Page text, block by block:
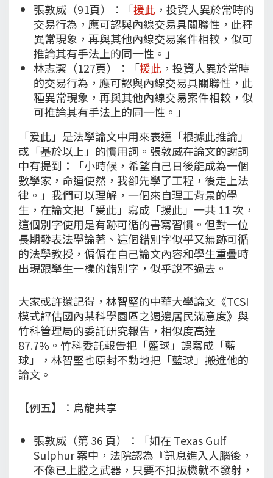
張敦威（91頁）：「援此 ，投資人異於常時的
交易行為，應可認與內線交易具關聯性，此種
異常現象，再與其他內線交易案件相較，似可
推論其有手法上的同一性。」
林志潔（127頁）：「援此 ，投資人異於常時
的交易行為，應可認與內線交易具關聯性，此
種異常現象，再與其他內線交易案件相較，似
可推論其有手法上的同一性。」
「爰此」是法學論文中用來表達「根據此推論」
或「基於以上」的慣用詞。張敦威在論文的謝詞
中有提到：「小時候，希望自己日後能成為一個
數學家，命運使然，我卻先學了工程，後走上法
律。」我們可以理解，一個來自理工背景的學
生，在論文把「爰此」寫成「援此」一共 11 次，
這個別字使用是有跡可循的書寫習慣。但對一位
長期發表法學論著、這個錯別字似乎又無跡可循
的法學教授，偏偏在自己論文內容和學生重疊時
出現跟學生一樣的錯別字，似乎說不過去。
大家或許還記得，林智堅的中華大學論文《TCSI
模式評估國內某科學園區之週邊居民滿意度》與
竹科管理局的委託研究報告，相似度高達
87.7%。竹科委託報告把「籃球」誤寫成「藍
球」，林智堅也原封不動地把「藍球」搬進他的
論文。
【例五】：烏龍共享
張敦威（第 36 頁）：「如在 Texas Gulf
Sulphur 案中，法院認為『訊息進入人腦後，
不像已上膛之武器，只要不扣扳機就不發射，